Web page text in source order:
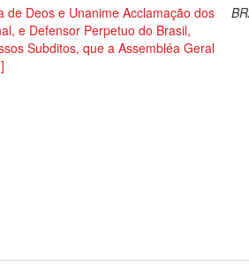
de Deos e Unanime Acclamação dos
e Defensor Perpetuo do Brasil,
Subditos, que a Assembléa Geral